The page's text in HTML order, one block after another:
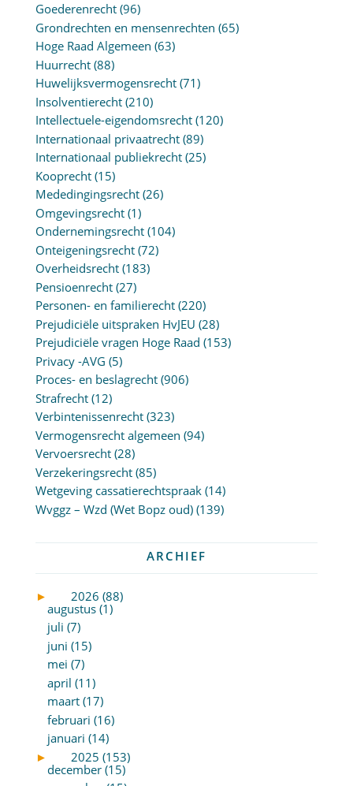
Goederenrecht(96)
Grondrechten en mensenrechten (65)
Hoge Raad Algemeen (63)
Huurrecht(88)
Huwelijksvermogensrecht(71)
Insolventierecht(210)
Intellectuele-eigendomsrecht(120)
Internationaal privaatrecht(89)
Internationaal publiekrecht(25)
Kooprecht(15)
Mededingingsrecht(26)
Omgevingsrecht(1)
Ondernemingsrecht(104)
Onteigeningsrecht(72)
Overheidsrecht(183)
Pensioenrecht(27)
Personen- en familierecht(220)
Prejudiciële uitspraken HvJEU (28)
Prejudiciële vragen Hoge Raad (153)
Privacy -AVG (5)
Proces- en beslagrecht(906)
Strafrecht(12)
Verbintenissenrecht(323)
Vermogensrecht algemeen (94)
Vervoersrecht(28)
Verzekeringsrecht(85)
Wetgeving cassatierechtspraak(14)
Wvggz – Wzd (Wet Bopz oud)(139)
ARCHIEF
►
2026 (88)
augustus (1)
juli (7)
juni (15)
mei (7)
april (11)
maart (17)
februari (16)
januari (14)
►
2025 (153)
december (15)